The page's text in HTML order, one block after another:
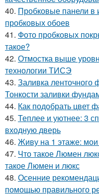
40. Пробковые панели в
пробковых обоев
41. Фото пробковых
такое?
42. Отмостка выше
технологии ТИСЭ
43. Заливка ленточного
Тонкости заливки
44. Как подобрать цвет
45. Теплее и уютнее: 3
входную дверь
46. Живу на 1 этаже:
47. Что такое Люмен
такое Люмен и люкс
48. Осенние
помощью правильного